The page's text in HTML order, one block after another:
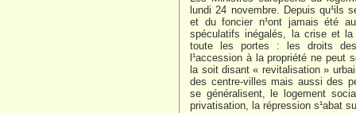
lundi 24 novembre. Depuis qu¹ils
et du foncier n¹ont jamais été
spéculatifs inégalés, la crise et la
toute les portes : les droits
l¹accession à la propriété ne peut
la soit disant « revitalisation »
des centre-villes mais aussi des
se généralisent, le logement
privatisation, la répression s¹abat